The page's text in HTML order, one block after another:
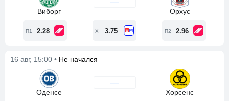
Виборг Орхус
П1 2.28 Х 3.75 П2 2.96
16 авг, 15:00 • Не начался
Оденсе
—
Хорсенс